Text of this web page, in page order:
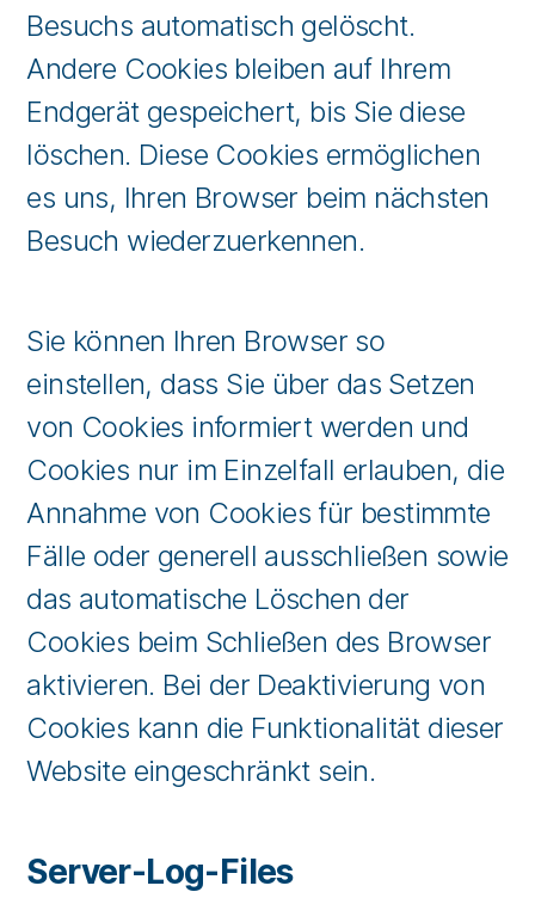
Besuchs automatisch gelöscht.
Andere Cookies bleiben auf Ihrem
Endgerät gespeichert, bis Sie diese
löschen. Diese Cookies ermöglichen
es uns, Ihren Browser beim nächsten
Besuch wiederzuerkennen.
Sie können Ihren Browser so
einstellen, dass Sie über das Setzen
von Cookies informiert werden und
Cookies nur im Einzelfall erlauben, die
Annahme von Cookies für bestimmte
Fälle oder generell ausschließen sowie
das automatische Löschen der
Cookies beim Schließen des Browser
aktivieren. Bei der Deaktivierung von
Cookies kann die Funktionalität dieser
Website eingeschränkt sein.
Server-Log-Files